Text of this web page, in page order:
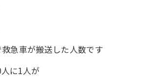
急車が搬送した人数です
に1人が